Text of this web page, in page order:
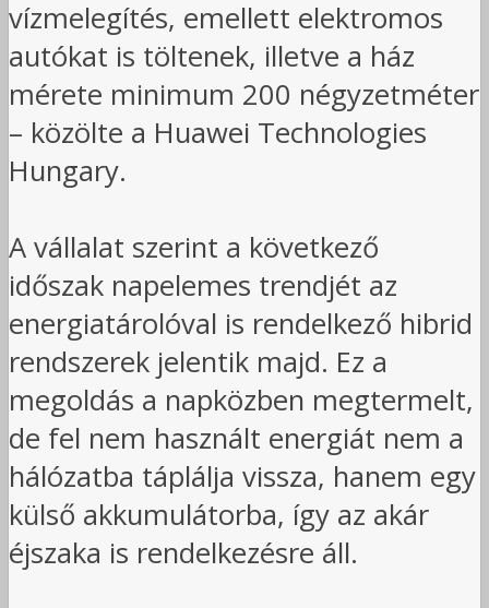
vízmelegítés, emellett elektromos
autókat is töltenek, illetve a ház
mérete minimum 200 négyzetméter
– közölte a Huawei Technologies
Hungary.
A vállalat szerint a következő
időszak napelemes trendjét az
energiatárolóval is rendelkező hibrid
rendszerek jelentik majd. Ez a
megoldás a napközben megtermelt,
de fel nem használt energiát nem a
hálózatba táplálja vissza, hanem egy
külső akkumulátorba, így az akár
éjszaka is rendelkezésre áll.